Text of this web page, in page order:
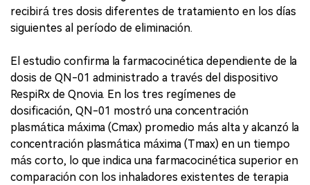
recibirá tres dosis diferentes de tratamiento en los días
siguientes al período de eliminación.
El estudio confirma la farmacocinética dependiente de la
dosis de QN-01 administrado a través del dispositivo
RespiRx de Qnovia. En los tres regímenes de
dosificación, QN-01 mostró una concentración
plasmática máxima (Cmax) promedio más alta y alcanzó la
concentración plasmática máxima (Tmax) en un tiempo
más corto, lo que indica una farmacocinética superior en
comparación con los inhaladores existentes de terapia